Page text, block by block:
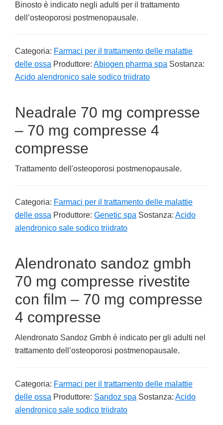
Binosto è indicato negli adulti per il trattamento
dell’osteoporosi postmenopausale.
Categoria: Farmaci per il trattamento delle malattie
delle ossa Produttore: Abiogen pharma spa Sostanza:
Acido alendronico sale sodico triidrato
Neadrale 70 mg compresse
– 70 mg compresse 4
compresse
Trattamento dell'osteoporosi postmenopausale.
Categoria: Farmaci per il trattamento delle malattie
delle ossa Produttore: Genetic spa Sostanza: Acido
alendronico sale sodico triidrato
Alendronato sandoz gmbh
70 mg compresse rivestite
con film – 70 mg compresse
4 compresse
Alendronato Sandoz Gmbh è indicato per gli adulti nel
trattamento dell’osteoporosi postmenopausale.
Categoria: Farmaci per il trattamento delle malattie
delle ossa Produttore: Sandoz spa Sostanza: Acido
alendronico sale sodico triidrato